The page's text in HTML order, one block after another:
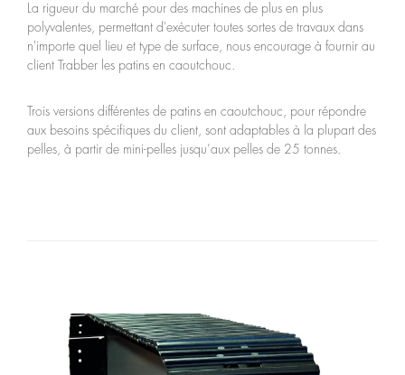
La rigueur du marché pour des machines de plus en plus
polyvalentes, permettant d'exécuter toutes sortes de travaux dans
n'importe quel lieu et type de surface, nous encourage à fournir au
client Trabber les patins en caoutchouc.
Trois versions différentes de patins en caoutchouc, pour répondre
aux besoins spécifiques du client, sont adaptables à la plupart des
pelles, à partir de mini-pelles jusqu’aux pelles de 25 tonnes.